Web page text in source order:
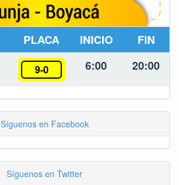
PLACA INICIO FIN
9-0 6:00 20:00
Síguenos en Facebook
Síguenos en Twitter